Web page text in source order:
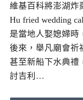
維基百科將澎湖炸
Hu fried wedding
是當地人娶媳婦時
後來，舉凡廟會祈
甚至新船下水典禮
討吉利…